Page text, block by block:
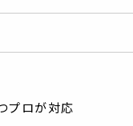
プロが対応